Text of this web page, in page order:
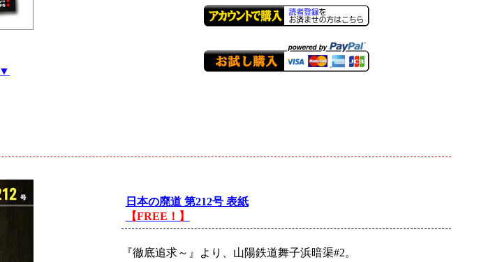
▼
日本の廃道 第212号 表紙
【FREE！】
『徹底追求～』より、山陽鉄道舞子浜暗渠#2。